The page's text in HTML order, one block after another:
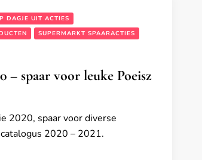
DAGJE UIT ACTIES
SUPERMARKT SPAARACTIES
– spaar voor leuke Poeisz
2020, spaar voor diverse
catalogus 2020 – 2021.